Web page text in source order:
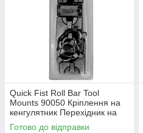
Quick Fist Roll Bar Tool
Mounts 90050 Кріплення на
кенгулятник Перехідник на
труби
Готово до відправки